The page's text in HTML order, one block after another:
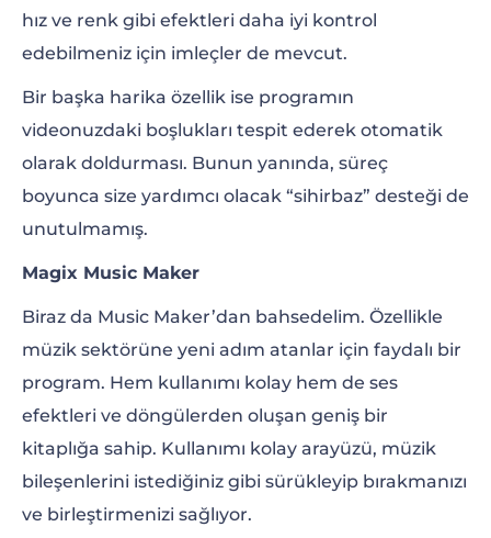
hız ve renk gibi efektleri daha iyi kontrol
edebilmeniz için imleçler de mevcut.
Bir başka harika özellik ise programın
videonuzdaki boşlukları tespit ederek otomatik
olarak doldurması. Bunun yanında, süreç
boyunca size yardımcı olacak “sihirbaz” desteği de
unutulmamış.
Magix Music Maker
Biraz da Music Maker’dan bahsedelim. Özellikle
müzik sektörüne yeni adım atanlar için faydalı bir
program. Hem kullanımı kolay hem de ses
efektleri ve döngülerden oluşan geniş bir
kitaplığa sahip. Kullanımı kolay arayüzü, müzik
bileşenlerini istediğiniz gibi sürükleyip bırakmanızı
ve birleştirmenizi sağlıyor.